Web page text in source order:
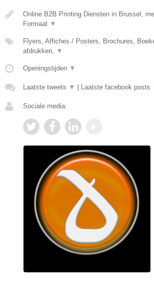
Online B2B Printing Diensten in Brussel,
Formaat ▼
Flyers, Affiches / Posters, Brochures,
afdrukken,
▼
Openingstijden ▼
Laatste tweets ▼ | Laatste facebook posts
Sociale media: